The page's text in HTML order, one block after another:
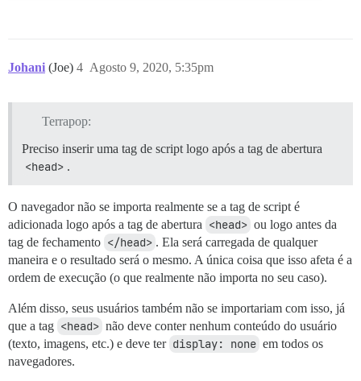
Johani (Joe) Agosto 9, 2020, 5:35pm
4
Terrapop:
Preciso inserir uma tag de script logo após a tag de abertura
<head> .
O navegador não se importa realmente se a tag de script é
adicionada logo após a tag de abertura <head> ou logo antes da
tag de fechamento </head> . Ela será carregada de qualquer
maneira e o resultado será o mesmo. A única coisa que isso afeta é a
ordem de execução (o que realmente não importa no seu caso).
Além disso, seus usuários também não se importariam com isso, já
que a tag <head> não deve conter nenhum conteúdo do usuário
(texto, imagens, etc.) e deve ter display: none em todos os
navegadores.